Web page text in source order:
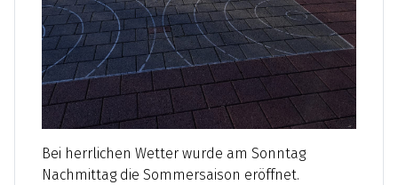
Bei herrlichen Wetter wurde am Sonntag
Nachmittag die Sommersaison eröffnet.